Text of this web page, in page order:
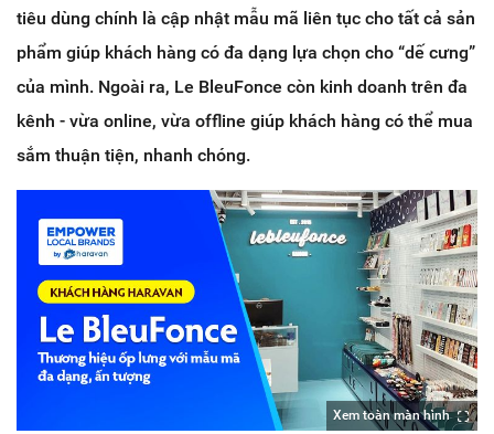
tiêu dùng chính là cập nhật mẫu mã liên tục cho tất cả sản
phẩm giúp khách hàng có đa dạng lựa chọn cho “dế cưng”
của mình. Ngoài ra, Le BleuFonce còn kinh doanh trên đa
kênh - vừa online, vừa offline giúp khách hàng có thể mua
sắm thuận tiện, nhanh chóng.
Xem toàn màn hình